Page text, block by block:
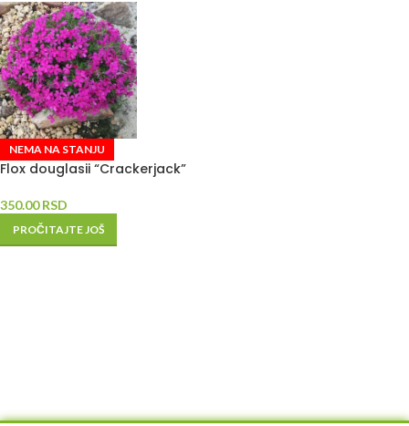
NEMA NA STANJU
Flox douglasii “Crackerjack”
350.00RSD
PROČITAJTE JOŠ